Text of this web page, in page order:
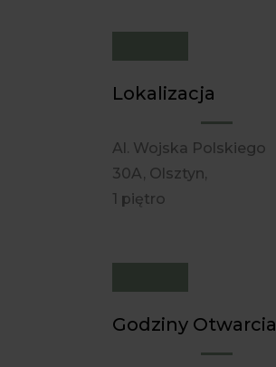
Lokalizacja
Al. Wojska Polskiego
30A, Olsztyn,
1 piętro
Godziny Otwarcia